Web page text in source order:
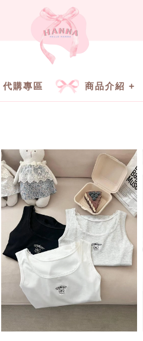
代購專區 商品介紹